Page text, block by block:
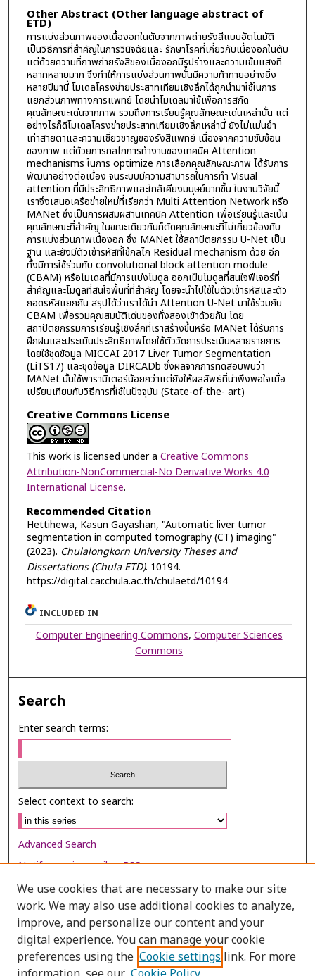
Other Abstract (Other language abstract of
ETD)
การแบ่งส่วนภาพของเนื้องอกในตับจากภาพถ่ายรังสีแบบอัตโนมัติ
เป็นวิธีการที่สําคัญในการวินิจฉัยและ รักษาโรคที่เกี่ยวกับเนื้องอกในตับ
แต่ด้วยความที่ภาพถ่ายรังสีของเนื้องอกมีรูปร่างและความเข้มแสงที่
หลากหลายมาก จึงทำให้การแบ่งส่วนภาพนั้นมีความท้าทายอย่างยิ่ง
หลายปีมานี้ โมเดลโครงข่ายประสาทเทียมเชิงลึกได้ถูกนำมาใช้ในการ
แยกส่วนภาพทางการแพทย์ โดยนำโมเดลมาใช้เพื่อการสกัด
คุณลักษณะเด่นจากภาพ รวมถึงการเรียนรู้คุณลักษณะเด่นเหล่านั้น แต่
อย่างไรก็ดีโมเดลโครงข่ายประสาทเทียมเชิงลึกเหล่านี้ ยังไม่แม่นยำ
เท่าสายตาและความเชี่ยวชาญของรังสีแพทย์ เนื่องจากความซับซ้อน
ของภาพ แต่ด้วยการกลไกการทํางานของเทคนิค Attention
mechanisms ในการ optimize การเลือกคุณลักษณะภาพ ได้รับการ
พัฒนาอย่างต่อเนื่อง จนระบบมีความสามารถในการทํา Visual
attention ที่มีประสิทธิภาพและใกล้เคียงมนุษย์มากขึ้น ในงานวิจัยนี้
เราจึงเสนอเครือข่ายใหม่ที่เรียกว่า Multi Attention Network หรือ
MANet ซึ่งเป็นการผสมผสานเทคนิค Attention เพื่อเรียนรู้และเน้น
คุณลักษณะที่สําคัญ ในขณะเดียวกันก็ตัดคุณลักษณะที่ไม่เกี่ยวข้องกับ
การแบ่งส่วนภาพเนื้องอก ซึ่ง MANet ใช้สถาปัตยกรรม U-Net เป็น
ฐาน และยังมีตัวเข้ารหัสที่ใช้กลไก Residual mechanism ด้วย อีก
ทั้งมีการใช้ร่วมกับ convolutional block attention module
(CBAM) หรือโมเดลที่มีการแบ่งโมดูล ออกเป็นโมดูลที่สนใจฟีเจอร์ที่
สําคัญและโมดูลที่สนใจพื้นที่ที่สําคัญ โดยจะนําไปใช้ในตัวเข้ารหัสและตัว
ถอดรหัสแยกกัน สรุปได้ว่าเราได้นํา Attention U-Net มาใช้ร่วมกับ
CBAM เพื่อรวมคุณสมบัติเด่นของทั้งสองเข้าด้วยกัน โดย
สถาปัตยกรรมการเรียนรู้เชิงลึกที่เราสร้างขึ้นหรือ MANet ได้รับการ
ฝึกฝนและประเมินประสิทธิภาพโดยใช้ตัววัดการประเมินหลายรายการ
โดยใช้ชุดข้อมูล MICCAI 2017 Liver Tumor Segmentation
(LiTS17) และชุดข้อมูล DIRCADb ซึ่งผลจากการทดสอบพบว่า
MANet นั้นใช้พารามิเตอร์น้อยกว่าแต่ยังให้ผลลัพธ์ที่น่าพึงพอใจเมื่อ
เปรียบเทียบกับวิธีการที่ใช้ในปัจจุบัน (State-of-the- art)
Creative Commons License
This work is licensed under a Creative Commons
Attribution-NonCommercial-No Derivative Works 4.0
International License.
Recommended Citation
Hettihewa, Kasun Gayashan, "Automatic liver tumor
segmentation in computed tomography (CT) imaging"
(2023). Chulalongkorn University Theses and
Dissertations (Chula ETD). 10194.
https://digital.car.chula.ac.th/chulaetd/10194
INCLUDED IN
Computer Engineering Commons, Computer Sciences
Commons
Search
Enter search terms:
Select context to search:
Advanced Search
Notify me via email orRSS
Browse
Collections
Disciplines
Authors
We use cookies that are necessary to make our site
work. We may also use additional cookies to analyze,
improve, and personalize our content and your
digital experience. You can manage your cookie
preferences using the Cookie settings link. For more